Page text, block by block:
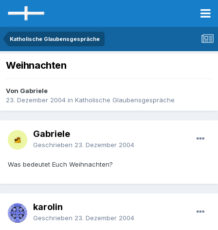
Katholische Glaubensgespräche
Weihnachten
Von Gabriele
23. Dezember 2004 in Katholische Glaubensgespräche
Gabriele
Geschrieben 23. Dezember 2004
Was bedeutet Euch Weihnachten?
karolin
Geschrieben 23. Dezember 2004